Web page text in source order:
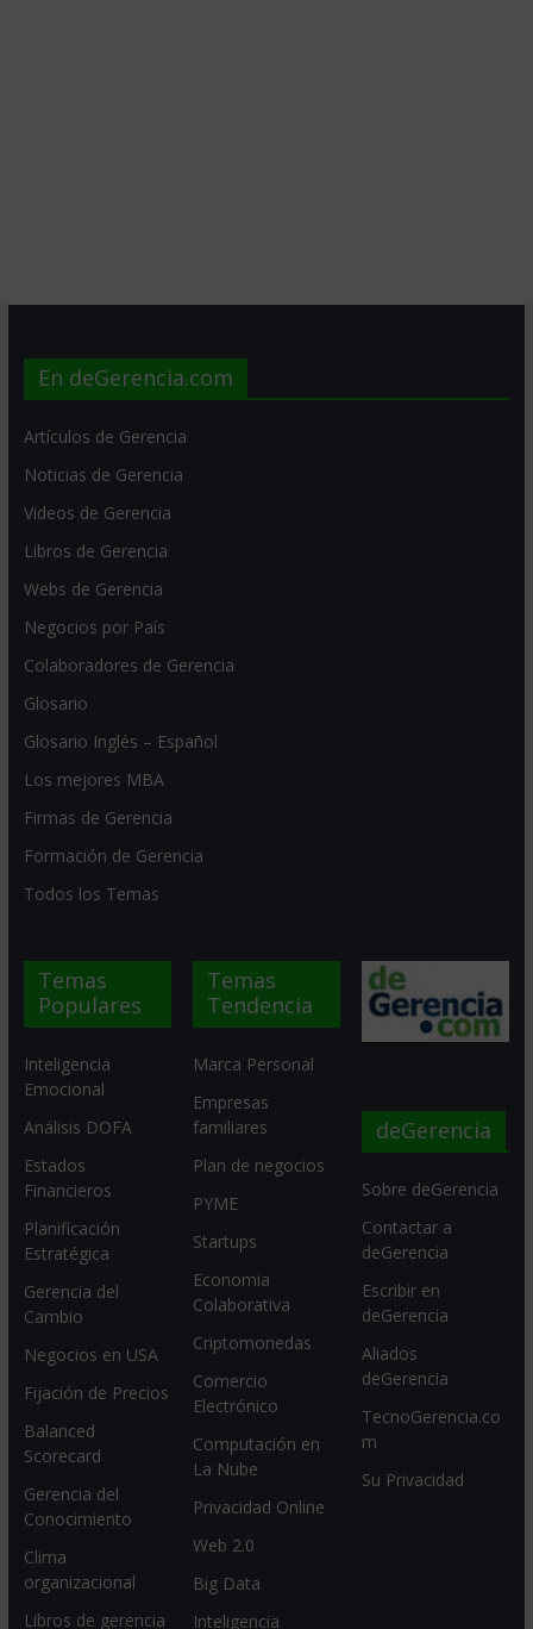
En deGerencia.com
Artículos de Gerencia
Noticias de Gerencia
Videos de Gerencia
Libros de Gerencia
Webs de Gerencia
Negocios por País
Colaboradores de Gerencia
Glosario
Glosario Inglés – Español
Los mejores MBA
Firmas de Gerencia
Formación de Gerencia
Todos los Temas
Temas
Populares
Inteligencia
Emocional
Análisis DOFA
Estados
Financieros
Planificación
Estratégica
Gerencia del
Cambio
Negocios en USA
Fijación de Precios
Balanced
Scorecard
Gerencia del
Conocimiento
Clima
organizacional
Libros de gerencia
Temas
Tendencia
Marca Personal
Empresas
familiares
Plan de negocios
PYME
Startups
Economia
Colaborativa
Criptomonedas
Comercio
Electrónico
Computación en
La Nube
Privacidad Online
Web 2.0
Big Data
Inteligencia
deGerencia
Sobre deGerencia
Contactar a
deGerencia
Escribir en
deGerencia
Aliados
deGerencia
TecnoGerencia.co
m
Su Privacidad